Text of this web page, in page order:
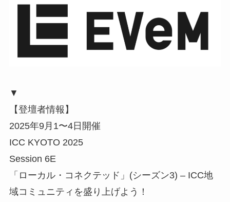
▼
【登壇者情報】
2025年9月1〜4日開催
ICC KYOTO 2025
Session 6E
「ローカル・コネクテッド」(シーズン3) – ICC地
域コミュニティを盛り上げよう！